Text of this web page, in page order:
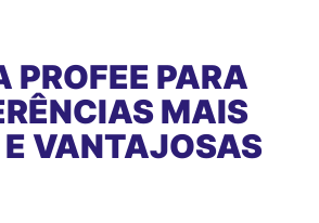
PROFEE PARA
MAIS
VANTAJOSAS